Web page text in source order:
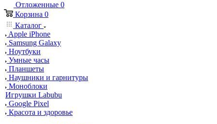
Отложенные 0
Корзина 0
Каталог
Apple iPhone
Samsung Galaxy
Ноутбуки
Умные часы
Планшеты
Наушники и гарнитуры
Моноблоки
Игрушки Labubu
Google Pixel
Красота и здоровье